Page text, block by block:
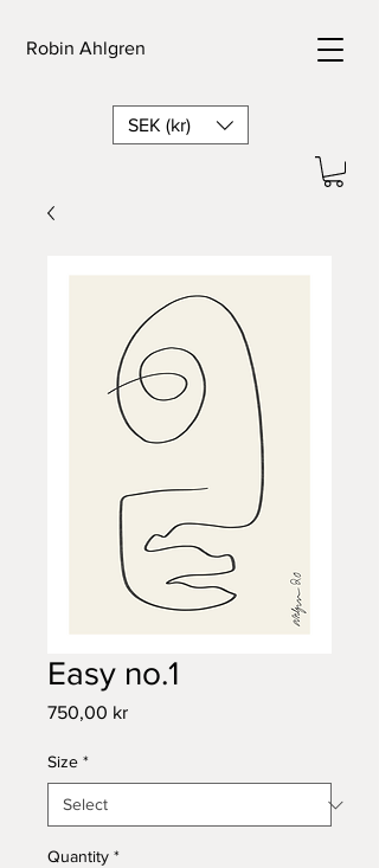
Robin Ahlgren
SEK (kr)
Easy no.1
750,00 krPrice
Size *
Quantity *